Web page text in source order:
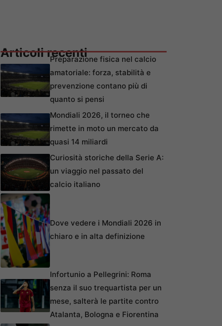
Articoli recentiPreparazione fisica nel calcio
amatoriale: forza, stabilità e
prevenzione contano più di
quanto si pensi
Mondiali 2026, il torneo che
rimette in moto un mercato da
quasi 14 miliardi
Curiosità storiche della Serie A:
un viaggio nel passato del
calcio italiano
Dove vedere i Mondiali 2026 in
chiaro e in alta definizione
Infortunio a Pellegrini: Roma
senza il suo trequartista per un
mese, salterà le partite contro
Atalanta, Bologna e Fiorentina